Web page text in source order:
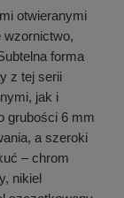
otwieranymi
wzornictwo,
forma
z tej serii
jak i
grubości 6 mm
a szeroki
– chrom
nikiel